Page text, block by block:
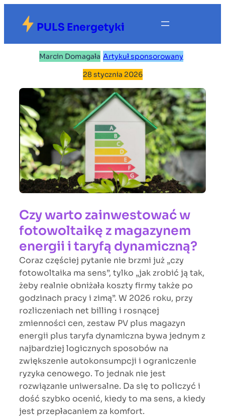
treści
PULS Energetyki
Marcin Domagała Artykuł sponsorowany
28 stycznia 2026
Czy warto zainwestować w
fotowoltaikę z magazynem
energii i taryfą dynamiczną?
Coraz częściej pytanie nie brzmi już „czy
fotowoltaika ma sens”, tylko „jak zrobić ją tak,
żeby realnie obniżała koszty firmy także po
godzinach pracy i zimą”. W 2026 roku, przy
rozliczeniach net billing i rosnącej
zmienności cen, zestaw PV plus magazyn
energii plus taryfa dynamiczna bywa jednym z
najbardziej logicznych sposobów na
zwiększenie autokonsumpcji i ograniczenie
ryzyka cenowego. To jednak nie jest
rozwiązanie uniwersalne. Da się to policzyć i
dość szybko ocenić, kiedy to ma sens, a kiedy
jest przepłacaniem za komfort.